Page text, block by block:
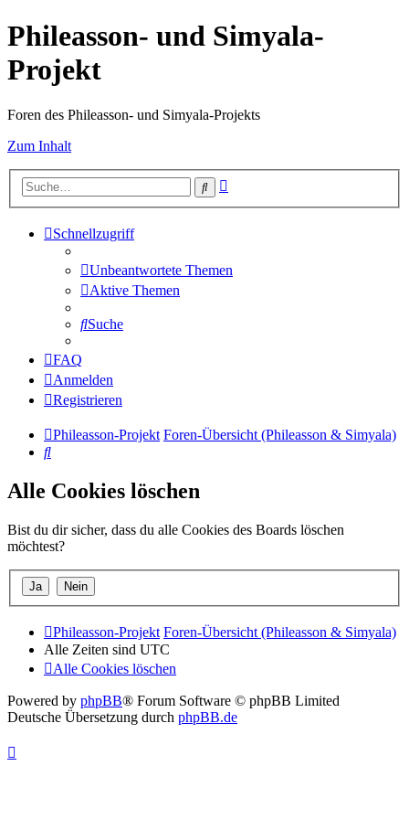
Phileasson- und Simyala-
Projekt
Foren des Phileasson- und Simyala-Projekts
Zum Inhalt
Suche
Schnellzugriff
Unbeantwortete Themen
Aktive Themen
Suche
FAQ
Anmelden
Registrieren
Phileasson-Projekt Foren-Übersicht (Phileasson & Simyala)
Suche
Alle Cookies löschen
Bist du dir sicher, dass du alle Cookies des Boards löschen
möchtest?
Phileasson-Projekt Foren-Übersicht (Phileasson & Simyala)
Alle Zeiten sind UTC
Alle Cookies löschen
Powered by phpBB® Forum Software © phpBB Limited
Deutsche Übersetzung durch phpBB.de